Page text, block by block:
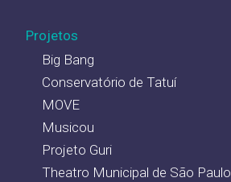
Projetos
Big Bang
Conservatório de Tatuí
MOVE
Musicou
Projeto Guri
Theatro Municipal de São Paulo